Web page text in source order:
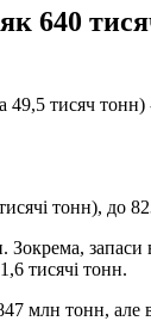
640
49,5 тисяч
тонн), до
запаси
тисячі тонн.
млн ​​тонн, але